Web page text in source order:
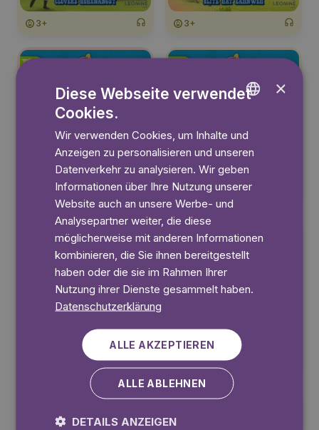
3+ 3+
3+
3+
GERMAN
×
Diese Webseite verwendet
Cookies.
Wir verwenden Cookies, um Inhalte und
Anzeigen zu personalisieren und unseren
Datenverkehr zu analysieren. Wir geben
Informationen über Ihre Nutzung unserer
Website auch an unsere Werbe- und
Analysepartner weiter, die diese
möglicherweise mit anderen Informationen
kombinieren, die Sie ihnen bereitgestellt
haben oder die sie im Rahmen Ihrer
Nutzung ihrer Dienste gesammelt haben.
Datenschutzerklärung
ALLE AKZEPTIEREN
ALLE ABLEHNEN
DETAILS ANZEIGEN